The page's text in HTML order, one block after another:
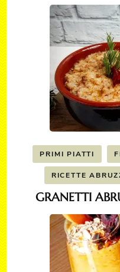
PRIMI PIATTI
RICETTE
GRANETTI